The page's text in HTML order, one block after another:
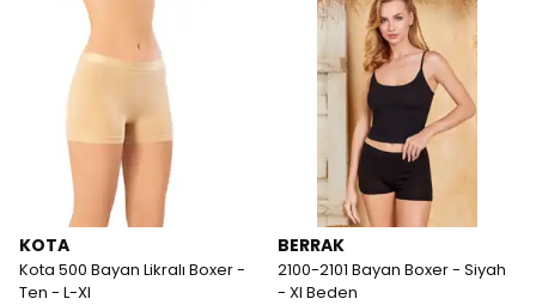
KOTA
Kota 500 Bayan Likralı Boxer -
Ten - L-Xl
BERRAK
2100-2101 Bayan Boxer - Siyah
- Xl Beden